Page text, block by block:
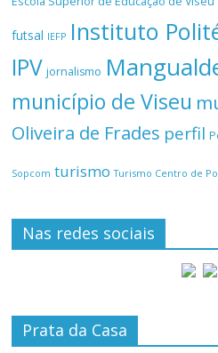
futsal IEFP Instituto
IPV jornalismo
município de Viseu
Oliveira de Frades perfil
Sopcom turismo Turismo Centro de
Nas redes sociais
Prata da Casa